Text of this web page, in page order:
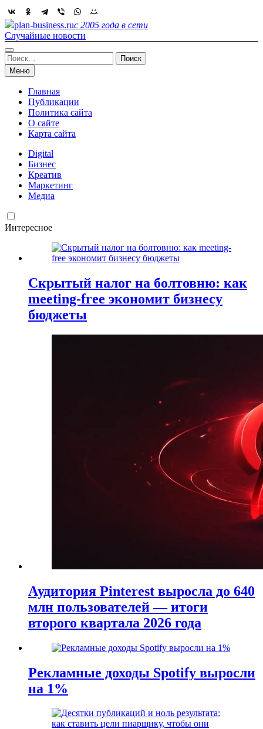
Skip
to
content
plan-business.ruс 2005 года в сети
Случайные новости
Найти:
Меню
Главная
Публикации
Политика сайта
О сайте
Карта сайта
Digital
Бизнес
Креатив
Маркетинг
Медиа
Интересное
Скрытый налог на болтовню: как
meeting-free экономит бизнесу
бюджеты
Аудитория Pinterest выросла до 640
млн пользователей — итоги
второго квартала 2026 года
Рекламные доходы Spotify выросли
на 1%